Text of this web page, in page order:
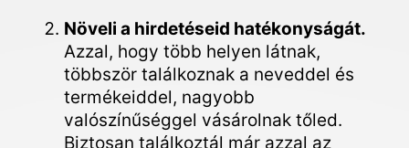
Növeli a hirdetéseid hatékonyságát.
Azzal, hogy több helyen látnak,
többször találkoznak a neveddel és
termékeiddel, nagyobb
valószínűséggel vásárolnak tőled.
Biztosan találkoztál már azzal az